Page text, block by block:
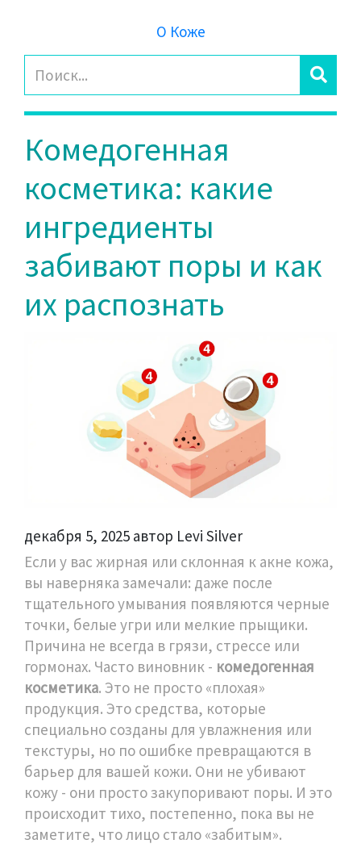
О Коже
Комедогенная
косметика: какие
ингредиенты
забивают поры и как
их распознать
декабря 5, 2025 автор Levi Silver
Если у вас жирная или склонная к акне кожа,
вы наверняка замечали: даже после
тщательного умывания появляются черные
точки, белые угри или мелкие прыщики.
Причина не всегда в грязи, стрессе или
гормонах. Часто виновник - комедогенная
косметика. Это не просто «плохая»
продукция. Это средства, которые
специально созданы для увлажнения или
текстуры, но по ошибке превращаются в
барьер для вашей кожи. Они не убивают
кожу - они просто закупоривают поры. И это
происходит тихо, постепенно, пока вы не
заметите, что лицо стало «забитым».